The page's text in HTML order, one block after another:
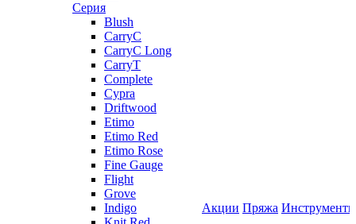
Серия
Blush
CarryC
CarryC Long
CarryT
Complete
Cypra
Driftwood
Etimo
Etimo Red
Etimo Rose
Fine Gauge
Flight
Grove
Indigo
Акции Пряжа Инструменты